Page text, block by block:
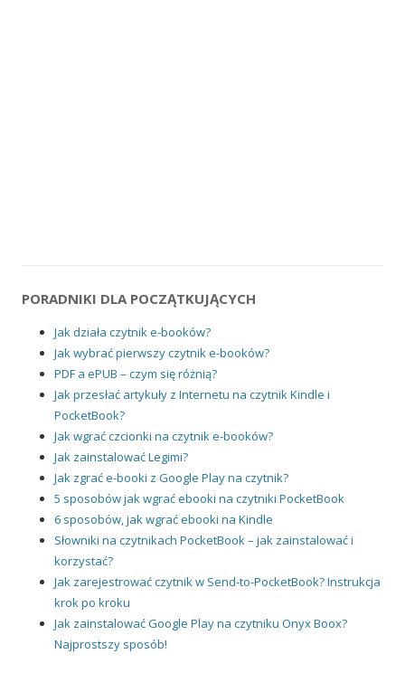
PORADNIKI DLA POCZĄTKUJĄCYCH
Jak działa czytnik e-booków?
Jak wybrać pierwszy czytnik e-booków?
PDF a ePUB – czym się różnią?
Jak przesłać artykuły z Internetu na czytnik Kindle i
PocketBook?
Jak wgrać czcionki na czytnik e-booków?
Jak zainstalować Legimi?
Jak zgrać e-booki z Google Play na czytnik?
5 sposobów jak wgrać ebooki na czytniki PocketBook
6 sposobów, jak wgrać ebooki na Kindle
Słowniki na czytnikach PocketBook – jak zainstalować i
korzystać?
Jak zarejestrować czytnik w Send-to-PocketBook? Instrukcja
krok po kroku
Jak zainstalować Google Play na czytniku Onyx Boox?
Najprostszy sposób!